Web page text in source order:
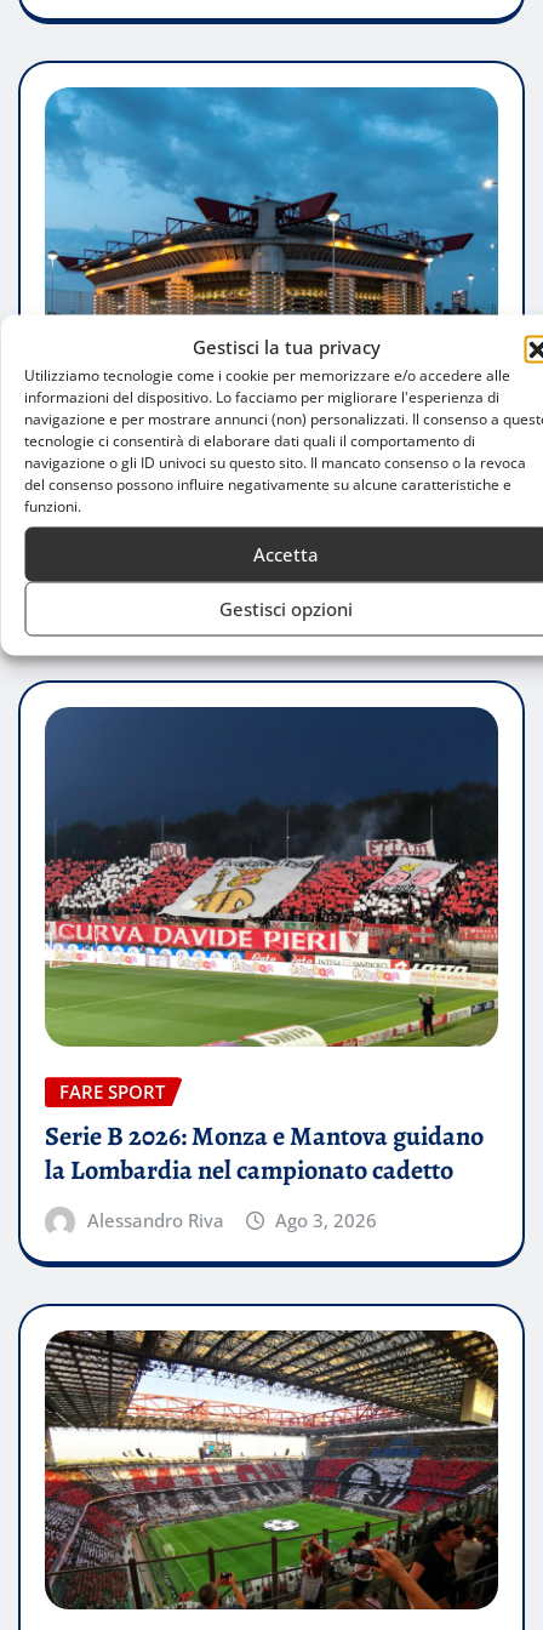
Gestisci la tua privacy
Utilizziamo tecnologie come i cookie per memorizzare e/o accedere alle
informazioni del dispositivo. Lo facciamo per migliorare l'esperienza di
navigazione e per mostrare annunci (non) personalizzati. Il consenso a
tecnologie ci consentirà di elaborare dati quali il comportamento di
navigazione o gli ID univoci su questo sito. Il mancato consenso o la revoca
del consenso possono influire negativamente su alcune caratteristiche e
funzioni.
Accetta
Gestisci opzioni
FARE SPORT
San Donato o San Siro? Il nuovo stadio
del Milan resta un rebus, tra degrado e
tempi che si allungano
FARE SPORT
Serie B 2026: Monza e Mantova guidano
la Lombardia nel campionato cadetto
Alessandro Riva Ago 3, 2026